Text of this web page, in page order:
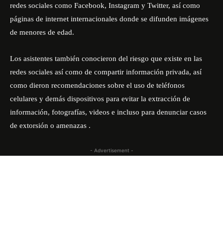
redes sociales como Facebook, Instagram y Twitter, así como
páginas de internet internacionales donde se difunden imágenes
de menores de edad.
Los asistentes también conocieron del riesgo que existe en las
redes sociales así como de compartir información privada, así
como dieron recomendaciones sobre el uso de teléfonos
celulares y demás dispositivos para evitar la extracción de
información, fotografías, videos e incluso para denunciar casos
de extorsión o amenazas .
- Advertisement -